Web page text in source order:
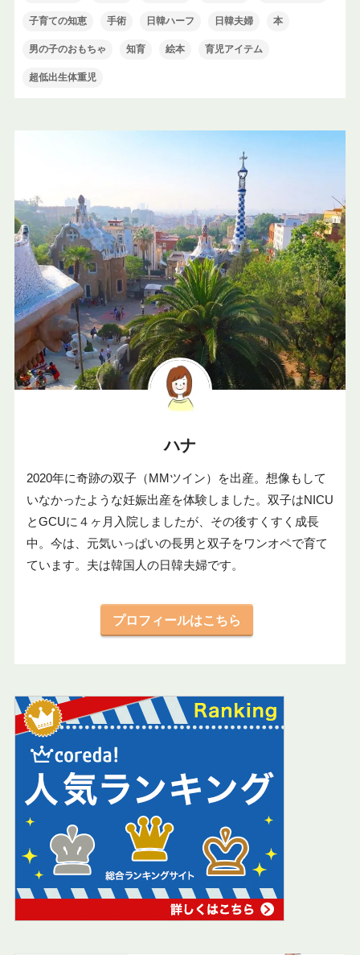
子育ての知恵 手術 日韓ハーフ 日韓夫婦 本
男の子のおもちゃ 知育 絵本 育児アイテム
超低出生体重児
ハナ
2020年に奇跡の双子（MMツイン）を出産。想像もして
いなかったような妊娠出産を体験しました。双子はNICU
とGCUに４ヶ月入院しましたが、その後すくすく成長
中。今は、元気いっぱいの長男と双子をワンオペで育て
ています。夫は韓国人の日韓夫婦です。
プロフィールはこちら